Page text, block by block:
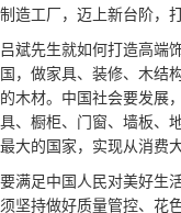
制造工厂，迈上新台阶，
吕斌先生就如何打造高端
国，做家具、装修、木结
的木材。中国社会要发展
具、橱柜、门窗、墙板、
最大的国家，实现从消费
要满足中国人民对美好生
须坚持做好质量管控、花